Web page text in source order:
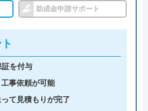
0014
助成金申請サポート
を付与
事依頼が可能
て見積もりが完了